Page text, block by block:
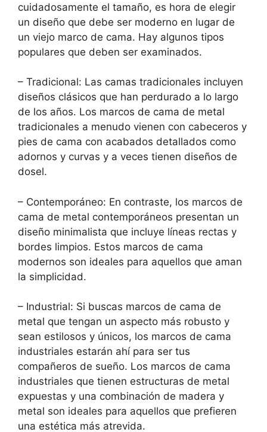
cuidadosamente el tamaño, es hora de elegir
un diseño que debe ser moderno en lugar de
un viejo marco de cama. Hay algunos tipos
populares que deben ser examinados.
– Tradicional: Las camas tradicionales incluyen
diseños clásicos que han perdurado a lo largo
de los años. Los marcos de cama de metal
tradicionales a menudo vienen con cabeceros y
pies de cama con acabados detallados como
adornos y curvas y a veces tienen diseños de
dosel.
– Contemporáneo: En contraste, los marcos de
cama de metal contemporáneos presentan un
diseño minimalista que incluye líneas rectas y
bordes limpios. Estos marcos de cama
modernos son ideales para aquellos que aman
la simplicidad.
– Industrial: Si buscas marcos de cama de
metal que tengan un aspecto más robusto y
sean estilosos y únicos, los marcos de cama
industriales estarán ahí para ser tus
compañeros de sueño. Los marcos de cama
industriales que tienen estructuras de metal
expuestas y una combinación de madera y
metal son ideales para aquellos que prefieren
una estética más atrevida.